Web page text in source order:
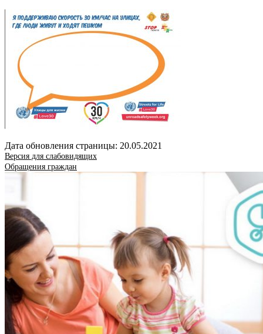
Дата обновления страницы: 20.05.2021
Версия для слабовидящих
Обращения граждан